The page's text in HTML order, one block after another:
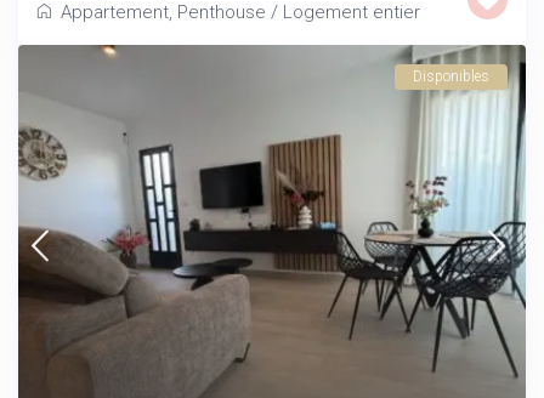
Appartement, Penthouse / Logement entier
Disponibles